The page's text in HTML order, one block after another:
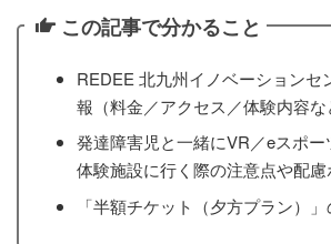
この記事で分かること
REDEE 北九州イノベーションセ
報（料金／アクセス／体験内容な
発達障害児と一緒にVR／eスポ
体験施設に行く際の注意点や配慮
「半額チケット（夕方プラン）